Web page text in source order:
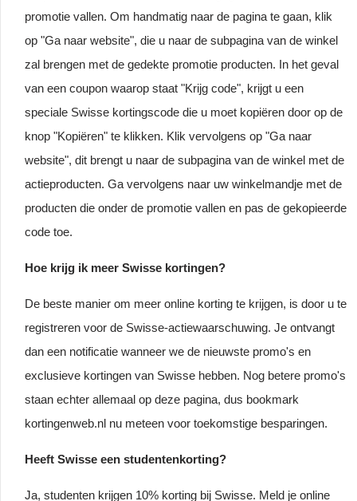
promotie vallen. Om handmatig naar de pagina te gaan, klik
op "Ga naar website", die u naar de subpagina van de winkel
zal brengen met de gedekte promotie producten. In het geval
van een coupon waarop staat "Krijg code", krijgt u een
speciale Swisse kortingscode die u moet kopiëren door op de
knop "Kopiëren" te klikken. Klik vervolgens op "Ga naar
website", dit brengt u naar de subpagina van de winkel met de
actieproducten. Ga vervolgens naar uw winkelmandje met de
producten die onder de promotie vallen en pas de gekopieerde
code toe.
Hoe krijg ik meer Swisse kortingen?
De beste manier om meer online korting te krijgen, is door u te
registreren voor de Swisse-actiewaarschuwing. Je ontvangt
dan een notificatie wanneer we de nieuwste promo's en
exclusieve kortingen van Swisse hebben. Nog betere promo's
staan echter allemaal op deze pagina, dus bookmark
kortingenweb.nl nu meteen voor toekomstige besparingen.
Heeft Swisse een studentenkorting?
Ja, studenten krijgen 10% korting bij Swisse. Meld je online